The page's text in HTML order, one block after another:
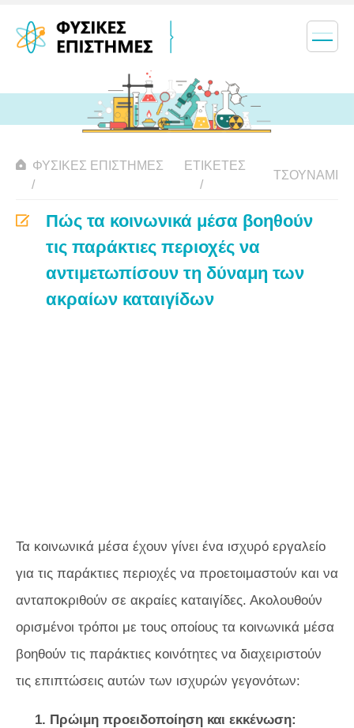
ΦΥΣΙΚΈΣ ΕΠΙΣΤΉΜΕΣ ΕΤΙΚΈΤΕΣ
ΤΣΟΥΝΆΜΙ
Πώς τα κοινωνικά μέσα βοηθούν
τις παράκτιες περιοχές να
αντιμετωπίσουν τη δύναμη των
ακραίων καταιγίδων
Τα κοινωνικά μέσα έχουν γίνει ένα ισχυρό εργαλείο
για τις παράκτιες περιοχές να προετοιμαστούν και να
ανταποκριθούν σε ακραίες καταιγίδες. Ακολουθούν
ορισμένοι τρόποι με τους οποίους τα κοινωνικά μέσα
βοηθούν τις παράκτιες κοινότητες να διαχειριστούν
τις επιπτώσεις αυτών των ισχυρών γεγονότων:
1. Πρώιμη προειδοποίηση και εκκένωση: